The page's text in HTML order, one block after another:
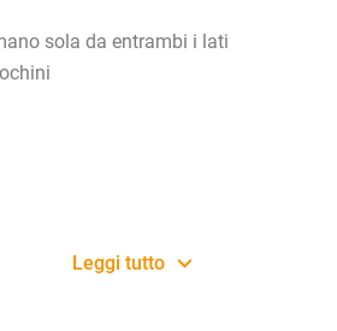
sola da entrambi i lati
Leggi tutto